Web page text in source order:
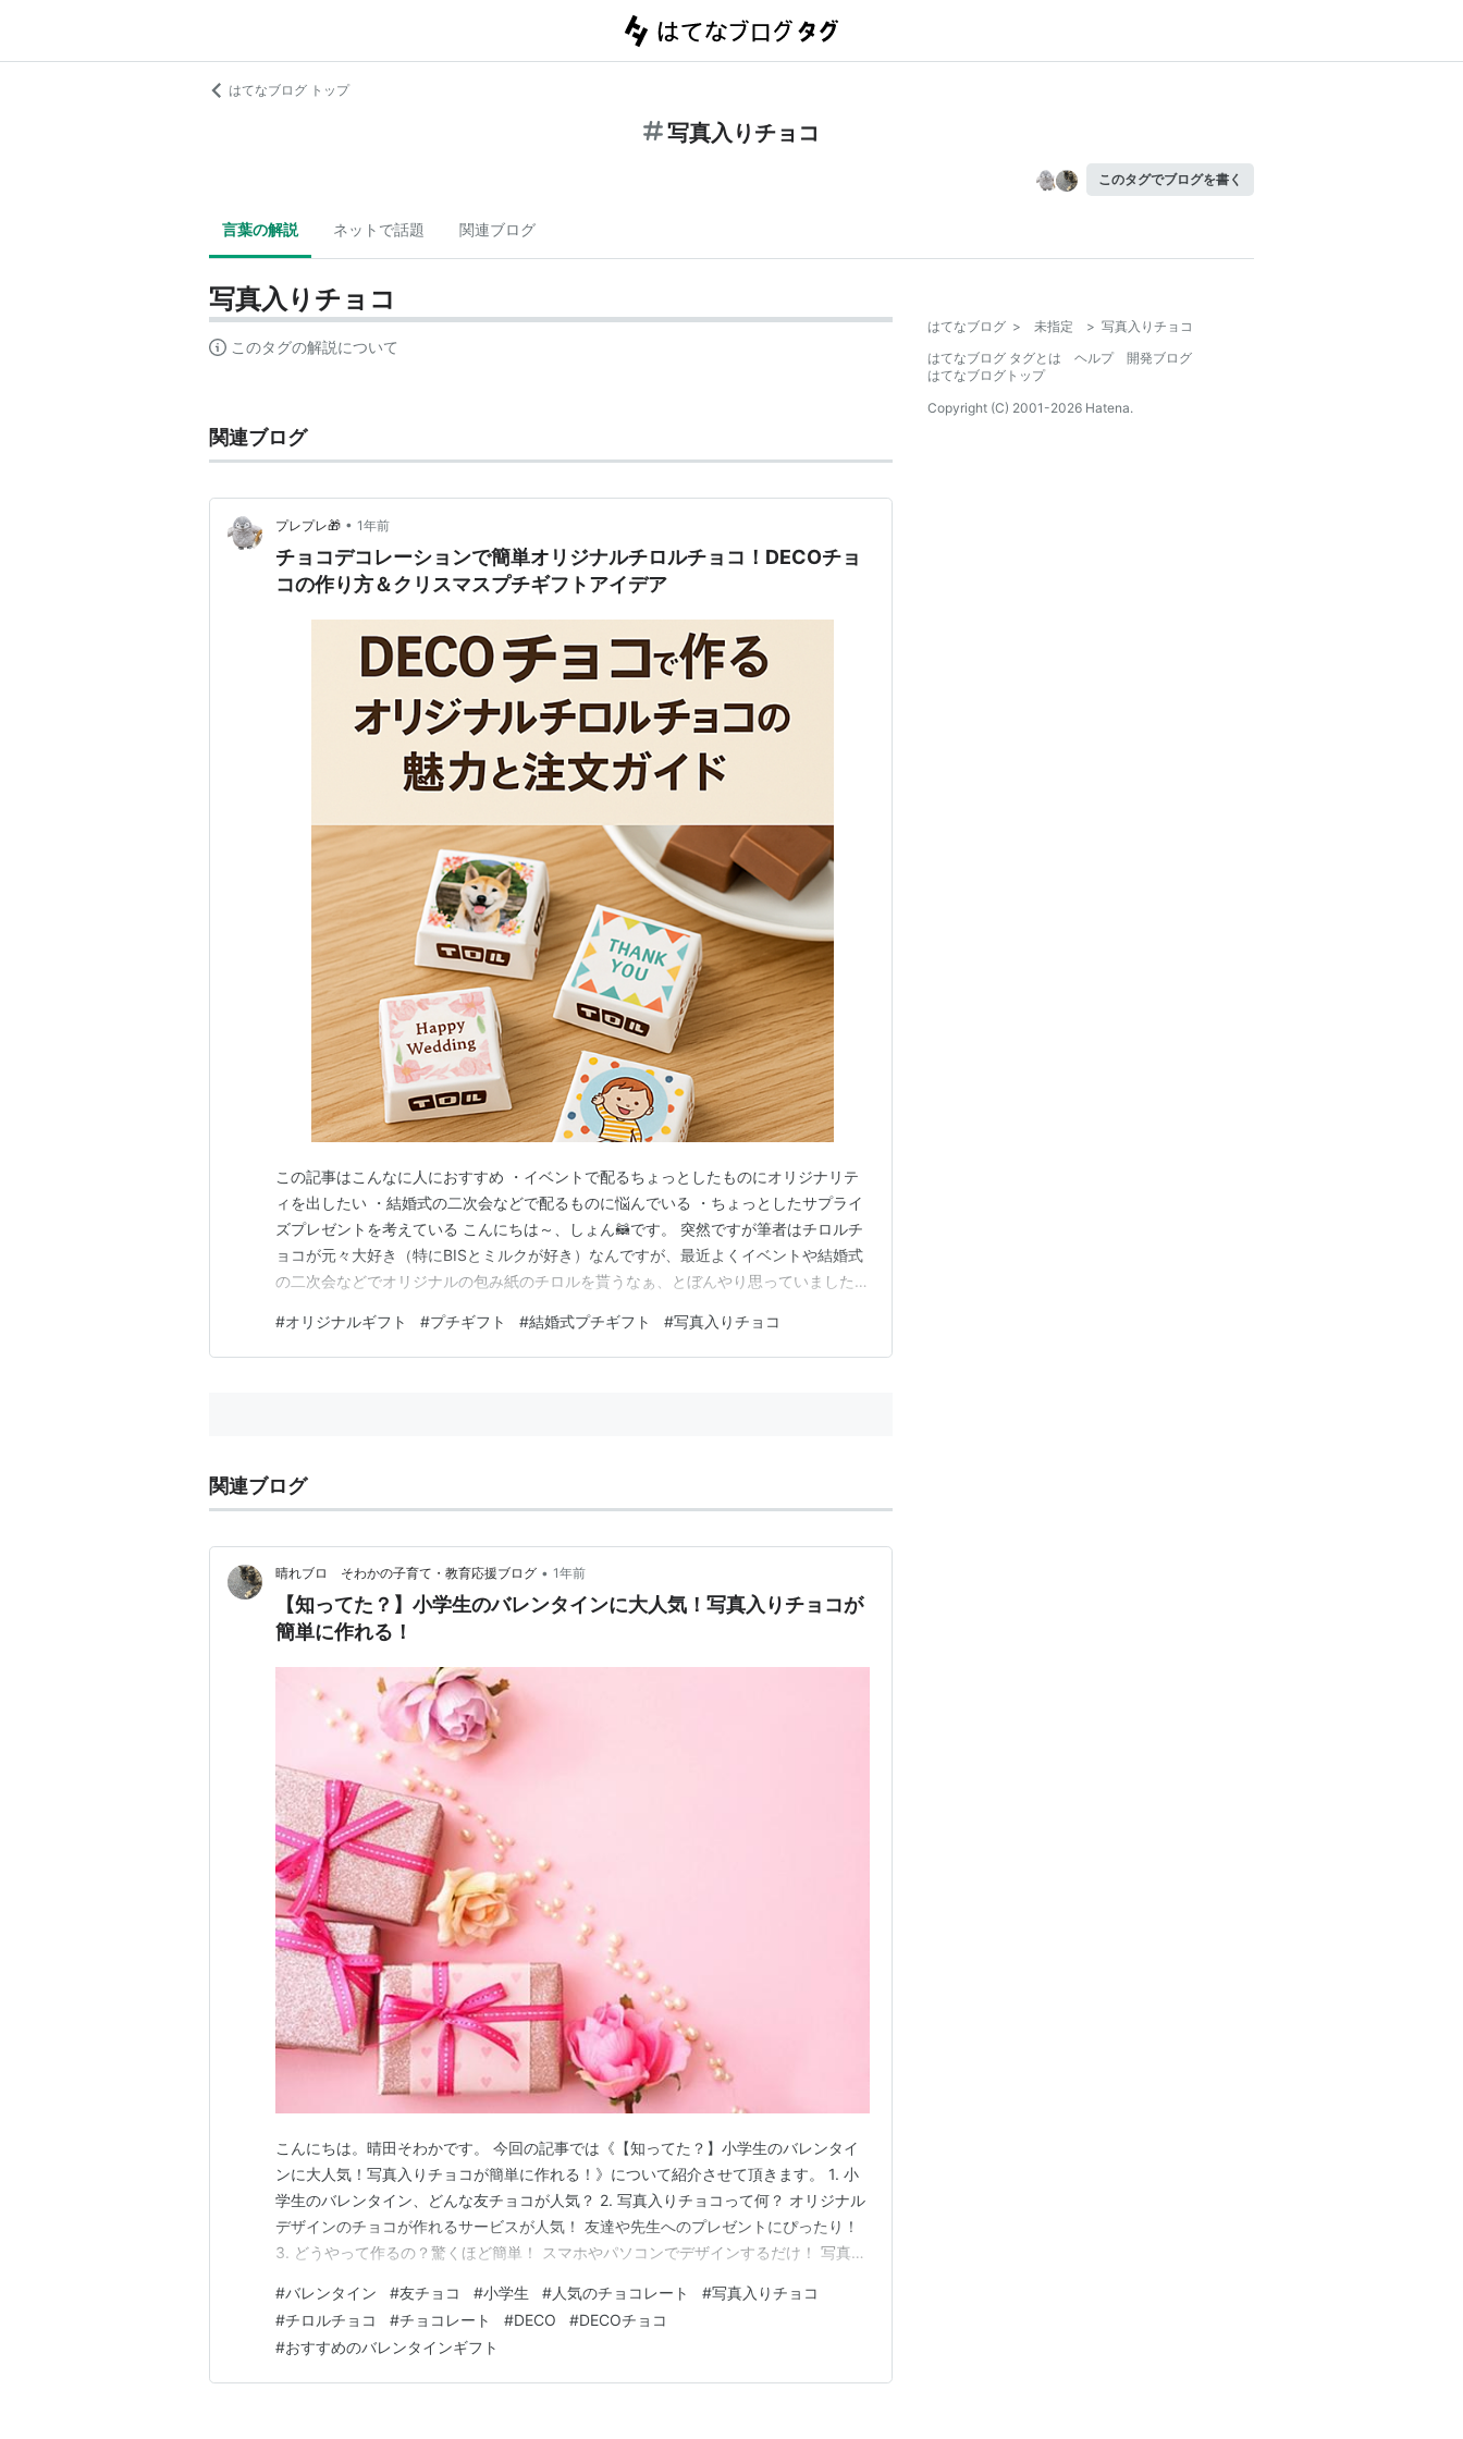
はてなブログ トップ
写真入りチョコ
このタグでブログを書く
言葉の解説 ネットで話題 関連ブログ
写真入りチョコ
このタグの解説について
関連ブログ
プレプレ🎁 • 1年前
チョコデコレーションで簡単オリジナルチロルチョコ！DECOチョ
コの作り方＆クリスマスプチギフトアイデア
この記事はこんなに人におすすめ ・イベントで配るちょっとしたものにオリジナリテ
ィを出したい ・結婚式の二次会などで配るものに悩んでいる ・ちょっとしたサプライ
ズプレゼントを考えている こんにちは～、しょん🦝です。 突然ですが筆者はチロルチ
ョコが元々大好き（特にBISとミルクが好き）なんですが、最近よくイベントや結婚式
の二次会などでオリジナルの包み紙のチロルを貰うなぁ、とぼんやり思っていました。
スをチロルチョコが公式でやってたんや！と知って驚きました。そして、プレゼントや
配布にめっちゃええやんこれ、と思い、色々調査し…
#オリジナルギフト #プチギフト #結婚式プチギフト #写真入りチョコ
関連ブログ
晴れブロ そわかの子育て・教育応援ブログ • 1年前
【知ってた？】小学生のバレンタインに大人気！写真入りチョコが
簡単に作れる！
こんにちは。晴田そわかです。 今回の記事では《【知ってた？】小学生のバレンタイ
ンに大人気！写真入りチョコが簡単に作れる！》について紹介させて頂きます。 1. 小
学生のバレンタイン、どんな友チョコが人気？ 2. 写真入りチョコって何？ オリジナル
デザインのチョコが作れるサービスが人気！ 友達や先生へのプレゼントにぴったり！
3. どうやって作るの？驚くほど簡単！ スマホやパソコンでデザインするだけ！ 写真を
いチョコができる 4. 写真入りチョコが人気の理由 ✅「手作りしなくても特別感が出
る！」 ✅「個包装だから衛生的で…
#バレンタイン #友チョコ #小学生 #人気のチョコレート #写真入りチョコ
#チロルチョコ #チョコレート #DECO #DECOチョコ
#おすすめのバレンタインギフト
はてなブログ > 未指定 > 写真入りチョコ
はてなブログ タグとは
ヘルプ
開発ブログ
はてなブログトップ
Copyright (C) 2001-2026 Hatena.